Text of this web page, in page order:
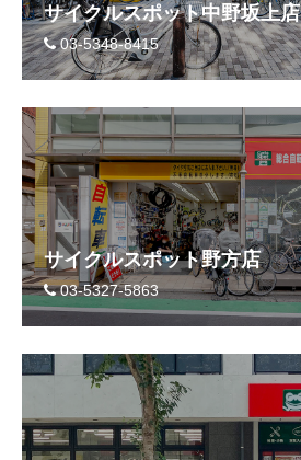
盗難保証
SpotMateログイン
オリジナル自転車
PB全車種カタログ
Norwayシリーズ
eVita
コンテンツ
サイクルスポット中野坂上店
03-5348-8415
サイクルスポット野方店
03-5327-5863